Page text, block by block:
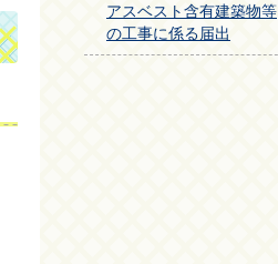
アスベスト含有建築物等
の工事に係る届出